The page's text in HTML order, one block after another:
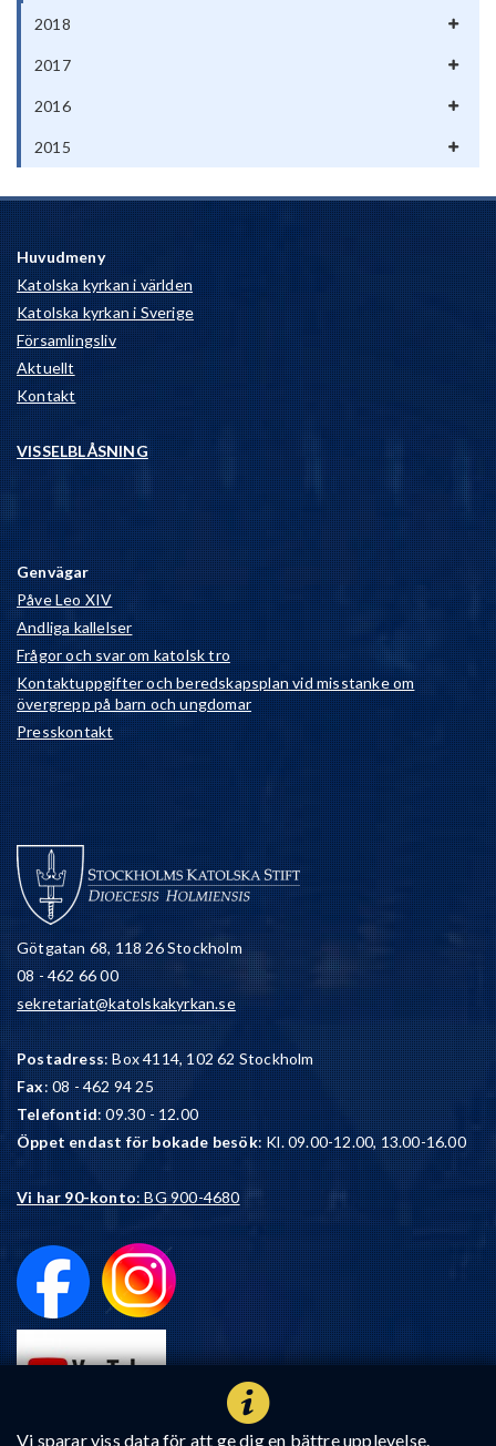
Vi sparar viss data för att ge dig en bättre upplevelse.
2018
2017
2016
2015
Huvudmeny
Katolska kyrkan i världen
Katolska kyrkan i Sverige
Församlingsliv
Aktuellt
Kontakt
VISSELBLÅSNING
Genvägar
Påve Leo XIV
Andliga kallelser
Frågor och svar om katolsk tro
Kontaktuppgifter och beredskapsplan vid misstanke om
övergrepp på barn och ungdomar
Presskontakt
Götgatan 68, 118 26 Stockholm
08 - 462 66 00
sekretariat@katolskakyrkan.se
Postadress: Box 4114, 102 62 Stockholm
Fax: 08 - 462 94 25
Telefontid: 09.30 - 12.00
Öppet endast för bokade besök: Kl. 09.00-12.00, 13.00-16.00
Vi har 90-konto: BG 900-4680